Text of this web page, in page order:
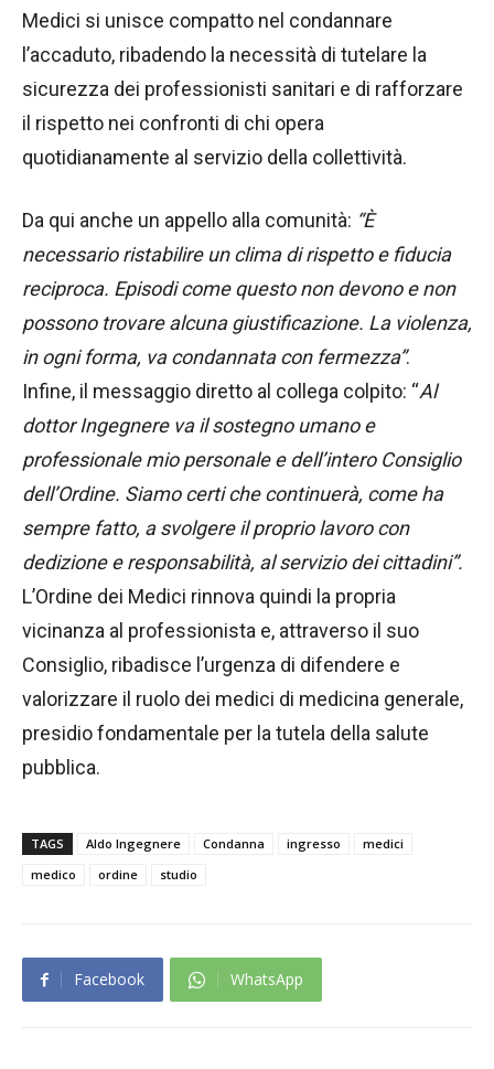
Medici si unisce compatto nel condannare
l’accaduto, ribadendo la necessità di tutelare la
sicurezza dei professionisti sanitari e di rafforzare
il rispetto nei confronti di chi opera
quotidianamente al servizio della collettività.
Da qui anche un appello alla comunità: “È
necessario ristabilire un clima di rispetto e fiducia
reciproca. Episodi come questo non devono e non
possono trovare alcuna giustificazione. La violenza,
in ogni forma, va condannata con fermezza”.
Infine, il messaggio diretto al collega colpito: “Al
dottor Ingegnere va il sostegno umano e
professionale mio personale e dell’intero Consiglio
dell’Ordine. Siamo certi che continuerà, come ha
sempre fatto, a svolgere il proprio lavoro con
dedizione e responsabilità, al servizio dei cittadini”.
L’Ordine dei Medici rinnova quindi la propria
vicinanza al professionista e, attraverso il suo
Consiglio, ribadisce l’urgenza di difendere e
valorizzare il ruolo dei medici di medicina generale,
presidio fondamentale per la tutela della salute
pubblica.
TAGS Aldo Ingegnere Condanna ingresso
medici
medico
ordine studio
Facebook WhatsApp